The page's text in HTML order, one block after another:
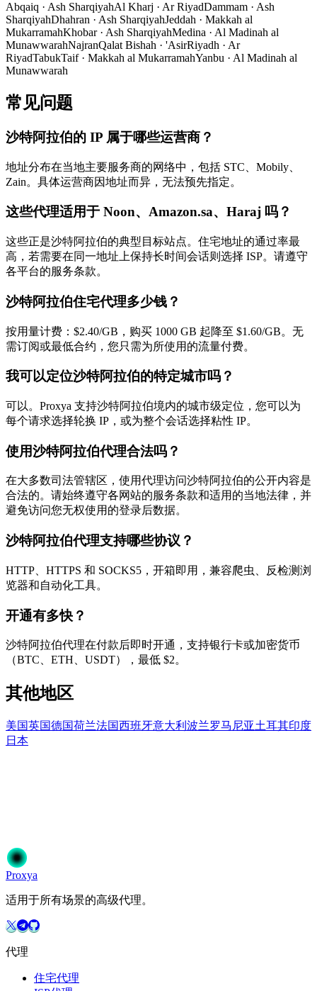
Abqaiq · Ash SharqiyahAl Kharj · Ar RiyadDammam · Ash
SharqiyahDhahran · Ash SharqiyahJeddah · Makkah al
MukarramahKhobar· Ash SharqiyahMedina · Al Madinah al
MunawwarahNajranQalat Bishah · 'AsirRiyadh · Ar
RiyadTabukTaif· Makkah al MukarramahYanbu · Al Madinah al
Munawwarah
常见问题
沙特阿拉伯的 IP 属于哪些运营商？
地址分布在当地主要服务商的网络中，包括 STC、Mobily、
Zain。具体运营商因地址而异，无法预先指定。
这些代理适用于 Noon、Amazon.sa、Haraj 吗？
这些正是沙特阿拉伯的典型目标站点。住宅地址的通过率最
高，若需要在同一地址上保持长时间会话则选择 ISP。请遵守
各平台的服务条款。
沙特阿拉伯住宅代理多少钱？
按用量计费：$2.40/GB，购买 1000 GB 起降至 $1.60/GB。无
需订阅或最低合约，您只需为所使用的流量付费。
我可以定位沙特阿拉伯的特定城市吗？
可以。Proxya 支持沙特阿拉伯境内的城市级定位，您可以为
每个请求选择轮换 IP，或为整个会话选择粘性 IP。
使用沙特阿拉伯代理合法吗？
在大多数司法管辖区，使用代理访问沙特阿拉伯的公开内容是
合法的。请始终遵守各网站的服务条款和适用的当地法律，并
避免访问您无权使用的登录后数据。
沙特阿拉伯代理支持哪些协议？
HTTP、HTTPS 和 SOCKS5，开箱即用，兼容爬虫、反检测浏
览器和自动化工具。
开通有多快？
沙特阿拉伯代理在付款后即时开通，支持银行卡或加密货币
（BTC、ETH、USDT），最低 $2。
其他地区
美国英国德国荷兰法国西班牙意大利 波兰罗马尼亚土耳其印度
日本
开始使用
Proxya
适用于所有场景的高级代理。
代理
住宅代理